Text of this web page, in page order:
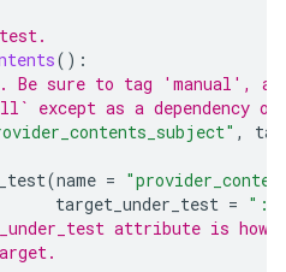
():
Be sure to tag 'manual',
except as a dependency
,
(name =
target_under_test =
attribute is how